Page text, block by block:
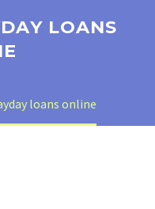
LOANS
loans online